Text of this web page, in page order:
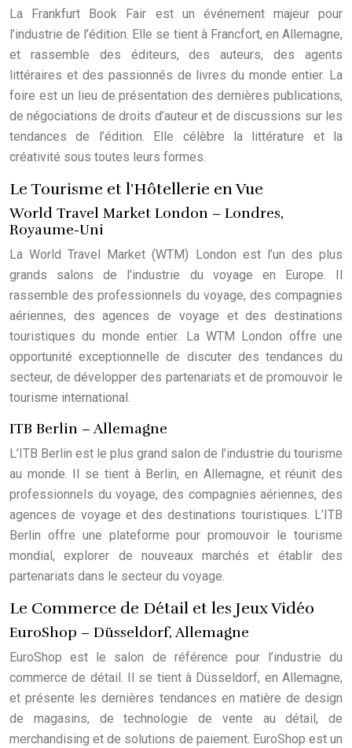
La Frankfurt Book Fair est un événement majeur pour
l’industrie de l’édition. Elle se tient à Francfort, en Allemagne,
et rassemble des éditeurs, des auteurs, des agents
littéraires et des passionnés de livres du monde entier. La
foire est un lieu de présentation des dernières publications,
de négociations de droits d’auteur et de discussions sur les
tendances de l’édition. Elle célèbre la littérature et la
créativité sous toutes leurs formes.
Le Tourisme et l’Hôtellerie en Vue
World Travel Market London – Londres,
Royaume-Uni
La World Travel Market (WTM) London est l’un des plus
grands salons de l’industrie du voyage en Europe. Il
rassemble des professionnels du voyage, des compagnies
aériennes, des agences de voyage et des destinations
touristiques du monde entier. La WTM London offre une
opportunité exceptionnelle de discuter des tendances du
secteur, de développer des partenariats et de promouvoir le
tourisme international.
ITB Berlin – Allemagne
L’ITB Berlin est le plus grand salon de l’industrie du tourisme
au monde. Il se tient à Berlin, en Allemagne, et réunit des
professionnels du voyage, des compagnies aériennes, des
agences de voyage et des destinations touristiques. L’ITB
Berlin offre une plateforme pour promouvoir le tourisme
mondial, explorer de nouveaux marchés et établir des
partenariats dans le secteur du voyage.
Le Commerce de Détail et les Jeux Vidéo
EuroShop – Düsseldorf, Allemagne
EuroShop est le salon de référence pour l’industrie du
commerce de détail. Il se tient à Düsseldorf, en Allemagne,
et présente les dernières tendances en matière de design
de magasins, de technologie de vente au détail, de
merchandising et de solutions de paiement. EuroShop est un